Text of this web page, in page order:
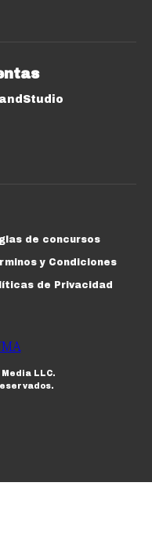
de concursos
y Condiciones
de Privacidad
Media LLC.